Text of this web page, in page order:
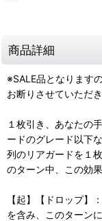
商品詳細
※SALE品となります
お断りさせていただき
１枚引き、あなたの
ードのグレード以下
列のリアガードを１
のターン中、この効
【起】【ドロップ】
を含み、このターン